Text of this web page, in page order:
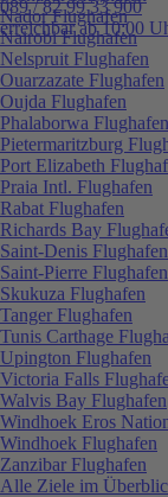
089 / 82 99 33 900
erreichbar ab 10:00
Nador Flughafen
Nairobi Flughafen
Nelspruit Flughafen
Ouarzazate Flughafen
Oujda Flughafen
Phalaborwa Flughafen
Pietermaritzburg
Port Elizabeth
Praia Intl. Flughafen
Rabat Flughafen
Richards Bay
Saint-Denis Flughafen
Saint-Pierre Flughafen
Skukuza Flughafen
Tanger Flughafen
Tunis Carthage
Upington Flughafen
Victoria Falls
Walvis Bay Flughafen
Windhoek Eros
Windhoek Flughafen
Zanzibar Flughafen
Alle Ziele im